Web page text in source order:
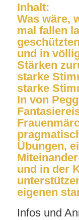
Inhalt:
Was wäre,
mal fallen
und in
Stärken
starke
starke
In von
Übungen,
und in der
eigenen
Infos und